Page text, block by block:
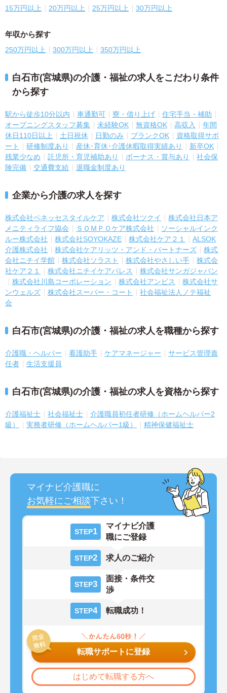
15万円以上 20万円以上 25万円以上 30万円以上
年収から探す
250万円以上 300万円以上 350万円以上
白石市(宮城県)の介護・福祉の求人をこだわり条件
から探す
駅から徒歩10分以内 車通勤可 寮・借り上げ
住宅手当・補助
オープニングスタッフ募集
未経験OK 無資格OK 高収入
年間
休日110日以上
土日祝休 日勤のみ ブランクOK
資格取得サポ
ート
研修制度あり 産休･育休･介護休暇取得実績あり
新卒OK
残業少なめ
託児所・育児補助あり ボーナス・賞与あり
社会保
険完備
交通費支給 退職金制度あり
企業から介護の求人を探す
株式会社ベネッセスタイルケア 株式会社ツクイ
株式会社日本ア
メニティライフ協会
ＳＯＭＰＯケア株式会社
ソーシャルインク
ルー株式会社
株式会社SOYOKAZE 株式会社ケア２１
ALSOK
介護株式会社
株式会社ケアリッツ・アンド・パートナーズ
株式
会社ニチイ学館
株式会社ソラスト 株式会社やさしい手
株式会
社ケア２１
株式会社ニチイケアパレス
株式会社サンガジャパン
株式会社川島コーポレーション
株式会社アンビス
株式会社サ
ンウェルズ
株式会社スーパー・コート
社会福祉法人ノテ福祉
会
白石市(宮城県)の介護・福祉の求人を職種から探す
介護職・ヘルパー 看護助手 ケアマネージャー
サービス管理責
任者
生活支援員
白石市(宮城県)の介護・福祉の求人を資格から探す
介護福祉士 社会福祉士
介護職員初任者研修（ホームヘルパー2
級）
実務者研修（ホームヘルパー1級） 精神保健福祉士
マイナビ介護職に
お気軽にご相談下さい！
STEP1
マイナビ介護
職にご登録
STEP2 求人のご紹介
STEP3
面接・条件交
渉
STEP4 転職成功！
転職サポートに登録
はじめて転職する方へ